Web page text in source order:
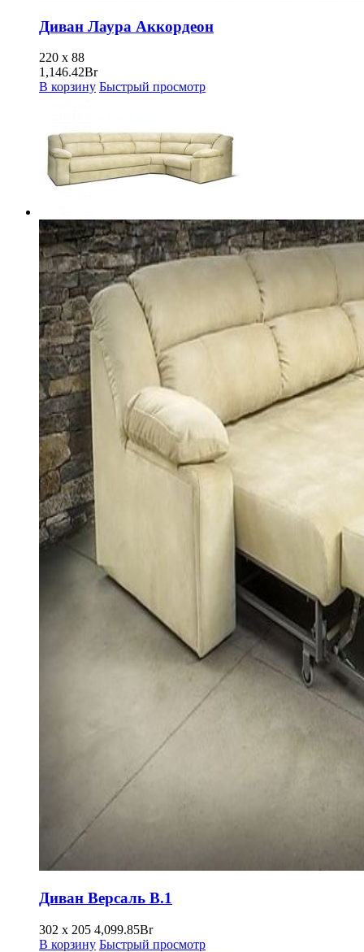
Диван Лаура Аккордеон
220 x 88
1,146.42Br
В корзину Быстрый просмотр
Диван Версаль В.1
302 x 205 4,099.85Br
В корзину Быстрый просмотр